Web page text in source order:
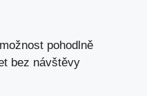
pohodlně
bez ‌návštěvy